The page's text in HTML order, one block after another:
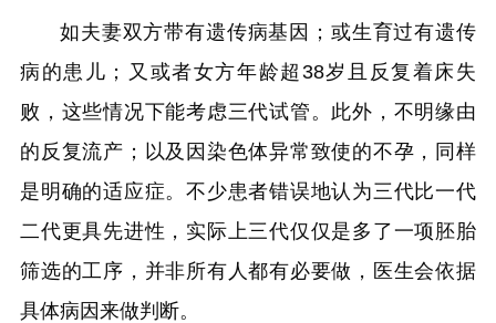
如夫妻双方带有遗传病基因；或生育过有遗传
病的患儿；又或者女方年龄超38岁且反复着床失
败，这些情况下能考虑三代试管。此外，不明缘由
的反复流产；以及因染色体异常致使的不孕，同样
是明确的适应症。不少患者错误地认为三代比一代
二代更具先进性，实际上三代仅仅是多了一项胚胎
筛选的工序，并非所有人都有必要做，医生会依据
具体病因来做判断。